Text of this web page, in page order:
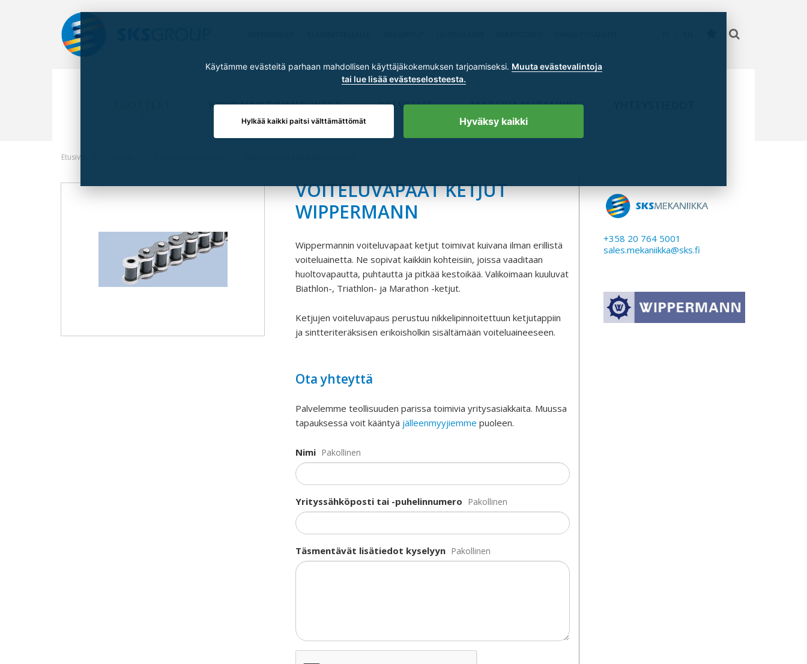
KOKONAISTOIMITUKSET PALVELUT MATERIAALIPANKKI
Etusivu
VOITELUVAPAAT KETJUT
WIPPERMANN
Wippermannin voiteluvapaat ketjut toimivat kuivana ilman erillistä
voiteluainetta. Ne sopivat kaikkiin kohteisiin, joissa vaaditaan
huoltovapautta, puhtautta ja pitkää kestoikää. Valikoimaan kuuluvat
Biathlon-, Triathlon- ja Marathon -ketjut.
Ketjujen voiteluvapaus perustuu nikkelipinnoitettuun ketjutappiin
ja sintteriteräksisen erikoisholkin sisältämään voiteluaineeseen.
Ota yhteyttä
Palvelemme teollisuuden parissa toimivia yritysasiakkaita. Muussa
tapauksessa voit kääntyä jälleenmyyjiemme puoleen.
Nimi Pakollinen
Yrityssähköposti tai -puhelinnumero Pakollinen
Täsmentävät lisätiedot kyselyyn Pakollinen
+358 20 764 5001
sales.mekaniikka@sks.fi
Käytämme evästeitä parhaan mahdollisen käyttäjäkokemuksen tarjoamiseksi. Muuta evästevalintoja
tai lue lisää evästeselosteesta.
Hyväksy kaikki
Hylkää kaikki paitsi välttämättömät